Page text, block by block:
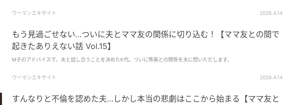
ウーマンエキサイト 2026.4.14
もう見過ごせない…ついに夫とママ友の関係に切り込む！【ママ友との間で
起きたありえない話 Vol.15】
M子のアドバイスで、夫と話し合うことを決めたK代。ついに怖美との関係を夫に問いただします。
ウーマンエキサイト 2026.4.14
すんなりと不倫を認めた夫…しかし本当の悲劇はここから始まる【ママ友と